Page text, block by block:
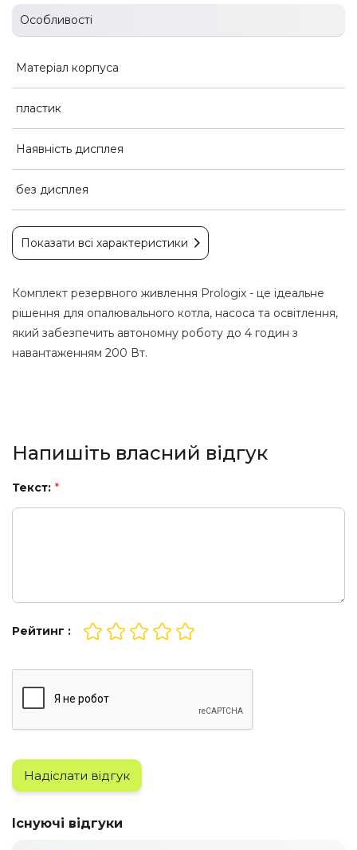
Особливості
Матеріал корпуса
пластик
Наявність дисплея
без дисплея
Показати всі характеристики
Комплект резервного живлення Prologix - це ідеальне
рішення для опалювального котла, насоса та освітлення,
який забезпечить автономну роботу до 4 годин з
навантаженням 200 Вт.
Напишіть власний відгук
Текст: *
Рейтинг :
Надіслати відгук
Існуючі відгуки